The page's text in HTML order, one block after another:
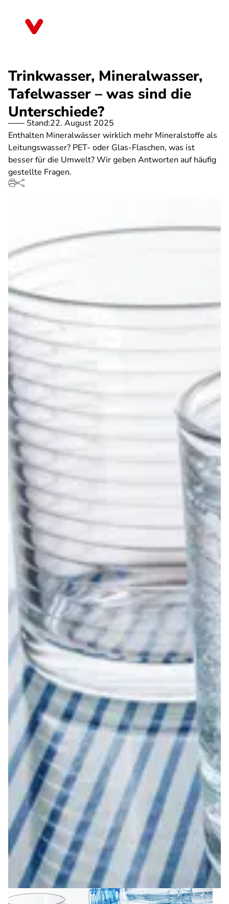
Trinkwasser, Mineralwasser,
Tafelwasser – was sind die
Unterschiede?
Stand:22. August 2025
Enthalten Mineralwässer wirklich mehr Mineralstoffe als
Leitungswasser? PET- oder Glas-Flaschen, was ist
besser für die Umwelt? Wir geben Antworten auf häufig
gestellte Fragen.